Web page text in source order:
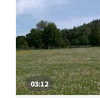
03:12